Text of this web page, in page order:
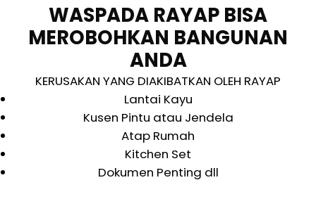
WASPADA RAYAP BISA
MEROBOHKAN BANGUNAN
ANDA
KERUSAKAN YANG DIAKIBATKAN OLEH RAYAP
Lantai Kayu
Kusen Pintu atau Jendela
Atap Rumah
Kitchen Set
Dokumen Penting dll